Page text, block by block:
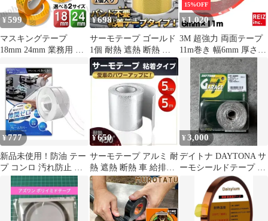
¥ 599
マスキングテープ
18mm 24mm 業務用 塗
グ コーキング DIY 養生
テープ 車 バイク プラ
モデル 18m
¥698
サーモテープ ゴールド
1個 耐熱 遮熱 断熱 対
策 アルミ プロテクショ
ン A
15%OFF
¥ 1,020
3M 超強力 両面テープ
11m巻き 幅6mm 厚さ
0.8mm 粘着 接着 車外
車内 DIY 工作 3Mテー
プ 強力テープ 米国3M
¥777
新品未使用！防油 テー
プ コンロ 汚れ防止 ク
リア 2.5ｍ
¥650
サーモテープ アルミ 耐
熱 遮熱 断熱 車 給排気
チューン エキパイ 吸気
車
¥3,000
デイトナ DAYTONA サ
ーモシールドテープ 耐
熱テープ 2.3m